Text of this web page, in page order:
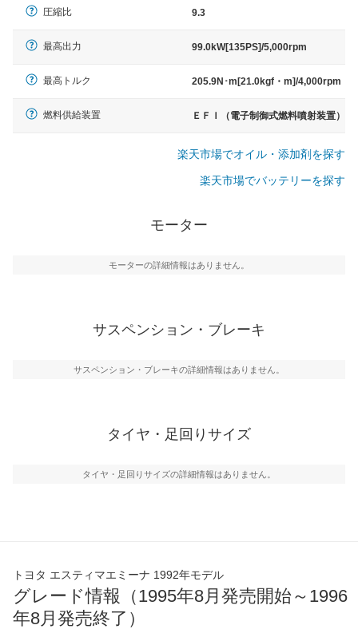
圧縮比 9.3
最高出力 99.0kW[135PS]/5,000rpm
最高トルク 205.9N･m[21.0kgf・m]/4,000rpm
燃料供給装置 ＥＦＩ（電子制御式燃料噴射装置）
楽天市場でオイル・添加剤を探す
楽天市場でバッテリーを探す
モーター
モーターの詳細情報はありません。
サスペンション・ブレーキ
サスペンション・ブレーキの詳細情報はありません。
タイヤ・足回りサイズ
タイヤ・足回りサイズの詳細情報はありません。
トヨタ エスティマエミーナ 1992年モデル
グレード情報（1995年8月発売開始～1996
年8月発売終了）